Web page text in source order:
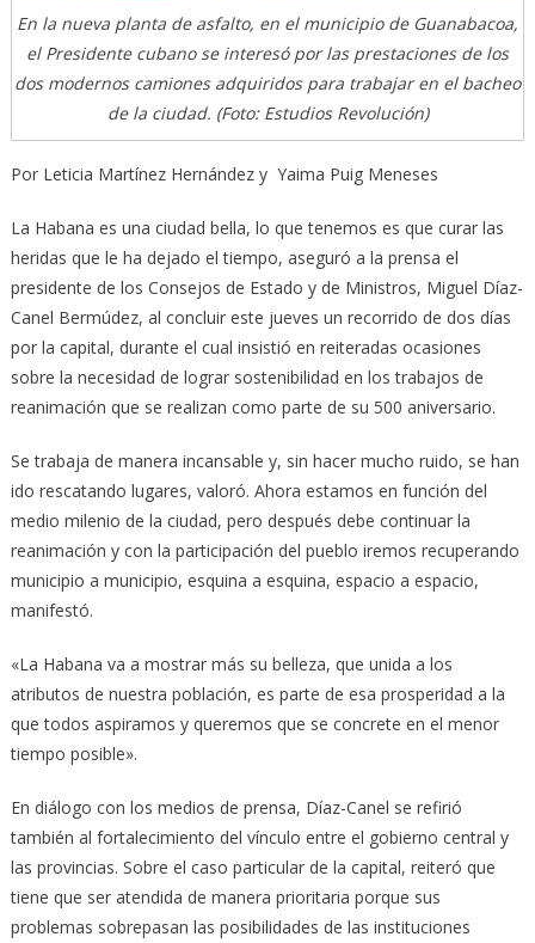
En la nueva planta de asfalto, en el municipio de Guanabacoa,
el Presidente cubano se interesó por las prestaciones de los
dos modernos camiones adquiridos para trabajar en el bacheo
de la ciudad. (Foto: Estudios Revolución)
Por Leticia Martínez Hernández y Yaima Puig Meneses
La Habana es una ciudad bella, lo que tenemos es que curar las
heridas que le ha dejado el tiempo, aseguró a la prensa el
presidente de los Consejos de Estado y de Ministros, Miguel Díaz-
Canel Bermúdez, al concluir este jueves un recorrido de dos días
por la capital, durante el cual insistió en reiteradas ocasiones
sobre la necesidad de lograr sostenibilidad en los trabajos de
reanimación que se realizan como parte de su 500 aniversario.
Se trabaja de manera incansable y, sin hacer mucho ruido, se han
ido rescatando lugares, valoró. Ahora estamos en función del
medio milenio de la ciudad, pero después debe continuar la
reanimación y con la participación del pueblo iremos recuperando
municipio a municipio, esquina a esquina, espacio a espacio,
manifestó.
«La Habana va a mostrar más su belleza, que unida a los
atributos de nuestra población, es parte de esa prosperidad a la
que todos aspiramos y queremos que se concrete en el menor
tiempo posible».
En diálogo con los medios de prensa, Díaz-Canel se refirió
también al fortalecimiento del vínculo entre el gobierno central y
las provincias. Sobre el caso particular de la capital, reiteró que
tiene que ser atendida de manera prioritaria porque sus
problemas sobrepasan las posibilidades de las instituciones